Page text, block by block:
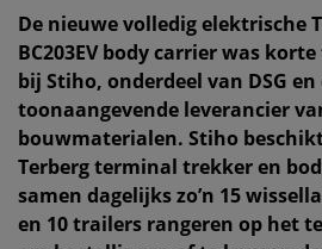
De nieuwe volledig elektrische
BC203EV body carrier was
bij Stiho, onderdeel van DSG en
toonaangevende leverancier
bouwmaterialen. Stiho
Terberg terminal trekker en
samen dagelijks zo’n 15
en 10 trailers rangeren op het